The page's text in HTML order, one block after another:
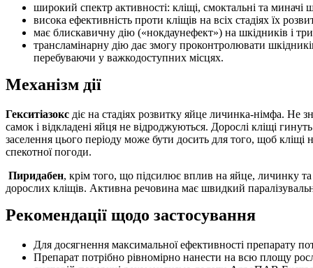
широкий спектр активності: кліщі, смоктальні та миначі
висока ефективність проти кліщів на всіх стадіях їх
має блискавичну дію («нокдаунефект») на шкідників і
трансламінарну дію дає змогу проконтролювати
перебуваючи у важкодоступних місцях.
Механізм дії
Гекситіазокс діє на стадіях розвитку яйце личинка-німфа. Не
самок і відкладені яйця не відроджуються. Дорослі кліщі
заселення цього періоду може бути досить для того, щоб
спекотної погоди.
Пиридабен, крім того, що підсилює вплив на яйце, личинку
дорослих кліщів. Активна речовина має швидкий
Рекомендації щодо застосування
Для досягнення максимальної ефективності препарату
Препарат потрібно рівномірно нанести на всю площу